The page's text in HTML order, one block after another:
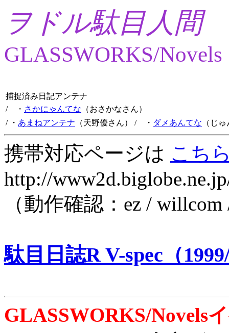
ヲドル駄目人間
GLASSWORKS/Novels
捕捉済み日記アンテナ
/ ・ さかにゃんてな （おさかなさん）
/ ・ あまねアンテナ （天野優さん） / ・ ダメあんてな （じ
携帯対応ページは こち
http://
（動作確認：ez /
駄目日誌R V-spec（
GLASSWORKS/Novels